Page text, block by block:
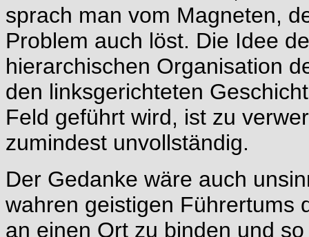
sprach man vom Magneten,
Problem auch löst. Die Idee
hierarchischen Organisation
den linksgerichteten
Feld geführt wird, ist zu
zumindest unvollständig.
Der Gedanke wäre auch
wahren geistigen Führertums
an einen Ort zu binden und